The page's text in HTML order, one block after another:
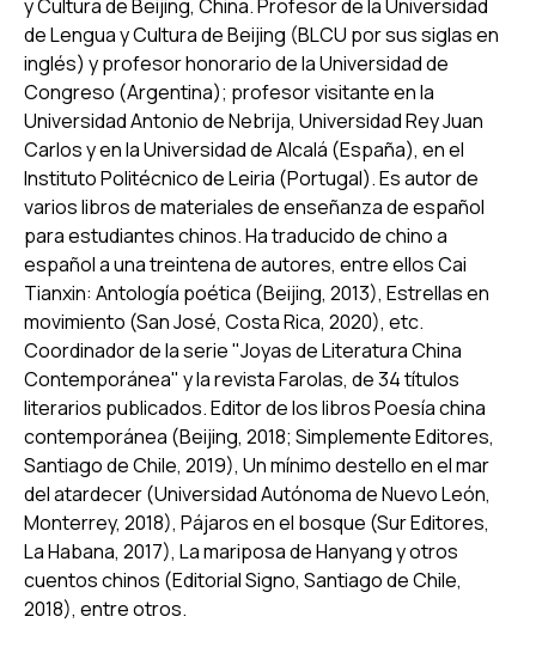
y Cultura de Beijing, China. Profesor de la Universidad
de Lengua y Cultura de Beijing (BLCU por sus siglas en
inglés) y profesor honorario de la Universidad de
Congreso (Argentina); profesor visitante en la
Universidad Antonio de Nebrija, Universidad Rey Juan
Carlos y en la Universidad de Alcalá (España), en el
Instituto Politécnico de Leiria (Portugal). Es autor de
varios libros de materiales de enseñanza de español
para estudiantes chinos. Ha traducido de chino a
español a una treintena de autores, entre ellosCai
Tianxin: Antología poética (Beijing, 2013), Estrellas en
movimiento (San José, Costa Rica, 2020), etc.
Coordinador de la serie "Joyas de Literatura China
Contemporánea" y la revistaFarolas, de 34 títulos
literarios publicados. Editor de los librosPoesía china
contemporánea (Beijing, 2018; Simplemente Editores,
Santiago de Chile, 2019), Un mínimo destello en el mar
del atardecer(Universidad Autónoma de Nuevo León,
Monterrey, 2018), Pájaros en el bosque (Sur Editores,
La Habana, 2017), La mariposa de Hanyang y otros
cuentos chinos (Editorial Signo, Santiago de Chile,
2018), entre otros.